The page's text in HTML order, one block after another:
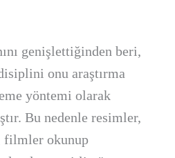
genişlettiğinden beri,
onu araştırma
yöntemi olarak
Bu nedenle resimler,
filmler okunup